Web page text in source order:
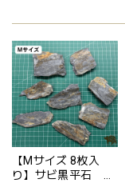
【Mサイズ 8枚入
り】サビ黒平石 扁